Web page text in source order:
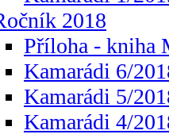
2018
Příloha - kniha
Kamarádi 6/
Kamarádi 5/
Kamarádi 4/